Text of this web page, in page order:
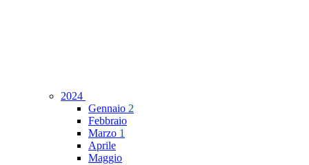
2024
Gennaio 2
Febbraio
Marzo 1
Aprile
Maggio